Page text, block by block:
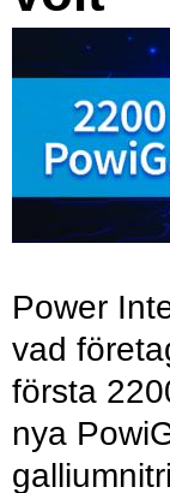
Power
vad
första
nya